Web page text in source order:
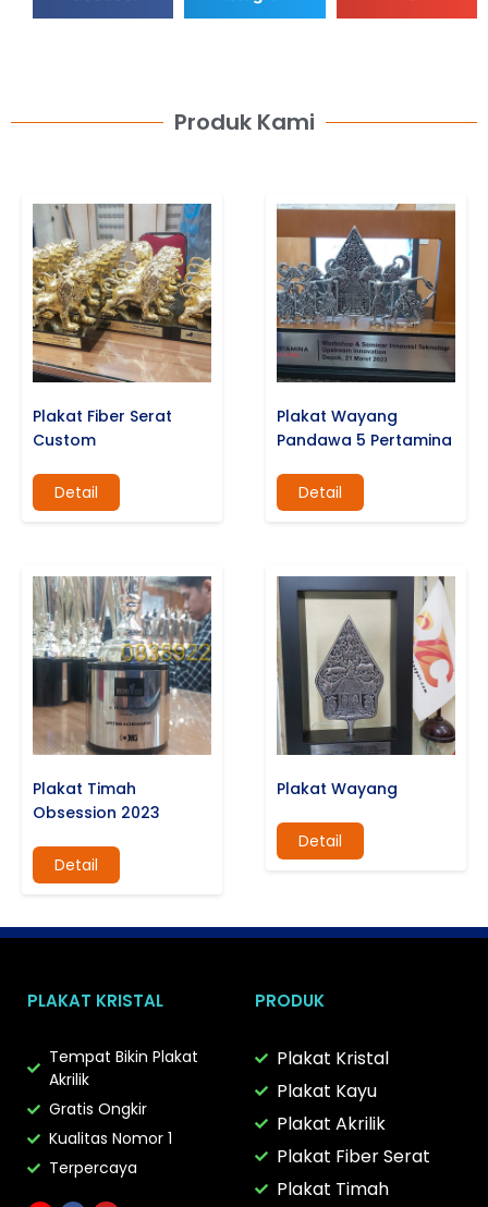
Produk Kami
Plakat Fiber Serat
Custom
Detail
Plakat Wayang
Pandawa 5 Pertamina
Detail
Plakat Timah
Obsession 2023
Detail
Plakat Wayang
Detail
PLAKAT KRISTAL
Tempat Bikin Plakat
Akrilik
Gratis Ongkir
Kualitas Nomor 1
Terpercaya
PRODUK
Plakat Kristal
Plakat Kayu
Plakat Akrilik
Plakat Fiber Serat
Plakat Timah